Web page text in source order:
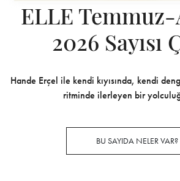
ELLE
2026 Sayısı
Hande Erçel ile kendi kıyısında, kendi
ritminde ilerleyen bir
BU SAYIDA NELER VAR?